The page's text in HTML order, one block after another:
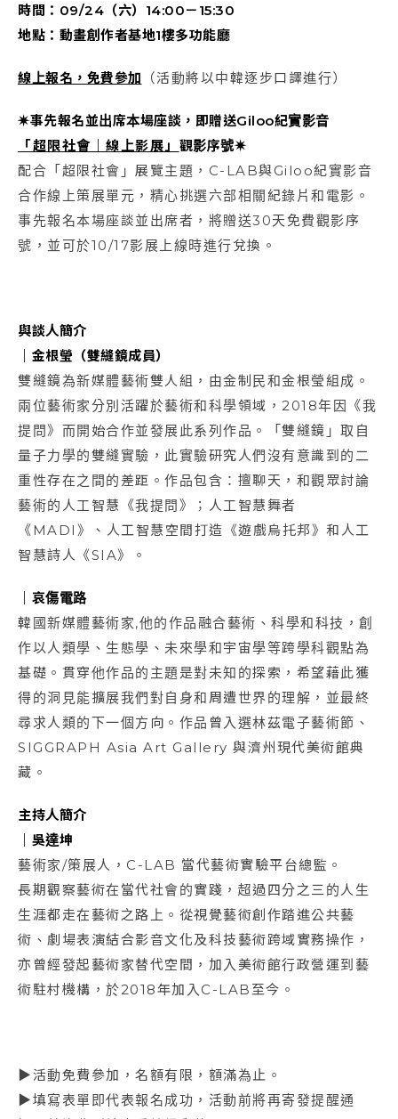
時間：09/24 （六）14:00－15:30
地點：動畫創作者基地1樓多功能廳
線上報名，免費參加 （活動將以中韓逐步口譯進行）
✷事先報名並出席本場座談，即贈送Giloo紀實影音
「超限社會｜線上影展」 觀影序號✷
配合「超限社會」展覽主題，C-LAB與Giloo紀實影音
合作線上策展單元，精心挑選六部相關紀錄片和電影。
事先報名本場座談並出席者，將贈送30天免費觀影序
號，並可於10/17影展上線時進行兌換。
與談人簡介
｜金根瑩（雙縫鏡成員）
雙縫鏡為新媒體藝術雙人組，由金制民和金根瑩組成。
兩位藝術家分別活躍於藝術和科學領域，2018年因《我
提問》而開始合作並發展此系列作品。「雙縫鏡」取自
量子力學的雙縫實驗，此實驗研究人們沒有意識到的二
重性存在之間的差距。作品包含：擅聊天，和觀眾討論
藝術的人工智慧《我提問》；人工智慧舞者
《MADI》、人工智慧空間打造《遊戲烏托邦》和人工
智慧詩人《SIA》。
｜哀傷電路
韓國新媒體藝術家,他的作品融合藝術、科學和科技，創
作以人類學、生態學、未來學和宇宙學等跨學科觀點為
基礎。貫穿他作品的主題是對未知的探索，希望藉此獲
得的洞見能擴展我們對自身和周遭世界的理解，並最終
尋求人類的下一個方向。作品曾入選林茲電子藝術節、
SIGGRAPH Asia Art Gallery 與濟州現代美術館典
藏。
主持人簡介
｜吳達坤
藝術家/策展人，C-LAB 當代藝術實驗平台總監。
長期觀察藝術在當代社會的實踐，超過四分之三的人生
生涯都走在藝術之路上。從視覺藝術創作踏進公共藝
術、劇場表演結合影音文化及科技藝術跨域實務操作，
亦曾經發起藝術家替代空間，加入美術館行政營運到藝
術駐村機構，於2018年加入C-LAB至今。
▶活動免費參加，名額有限，額滿為止。
▶填寫表單即代表報名成功，活動前將再寄發提醒通